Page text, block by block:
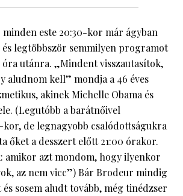
este 20:30-kor már ágyban
legtöbbször semmilyen programot
óra utánra. „Mindent visszautasítok,
aludnom kell” mondja a 46 éves
akinek Michelle Obama és
(Legutóbb a barátnőivel
kor, de legnagyobb csalódottságukra
őket a desszert előtt 21:00 órakor.
amikor azt mondom, hogy ilyenkor
az nem vicc”) Bár Brodeur mindig
sosem aludt tovább, még tinédzser